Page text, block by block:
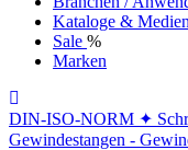
Kataloge & Medien
Sale %
Marken
DIN-ISO-NORM ✦
Gewindestangen -